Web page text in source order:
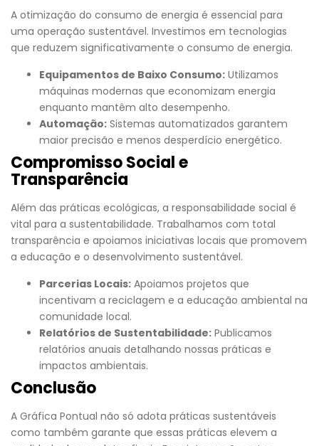
A otimização do consumo de energia é essencial para
uma operação sustentável. Investimos em tecnologias
que reduzem significativamente o consumo de energia.
Equipamentos de Baixo Consumo: Utilizamos
máquinas modernas que economizam energia
enquanto mantêm alto desempenho.
Automação: Sistemas automatizados garantem
maior precisão e menos desperdício energético.
Compromisso Social e
Transparência
Além das práticas ecológicas, a responsabilidade social é
vital para a sustentabilidade. Trabalhamos com total
transparência e apoiamos iniciativas locais que promovem
a educação e o desenvolvimento sustentável.
Parcerias Locais: Apoiamos projetos que
incentivam a reciclagem e a educação ambiental na
comunidade local.
Relatórios de Sustentabilidade: Publicamos
relatórios anuais detalhando nossas práticas e
impactos ambientais.
Conclusão
A Gráfica Pontual não só adota práticas sustentáveis
como também garante que essas práticas elevem a